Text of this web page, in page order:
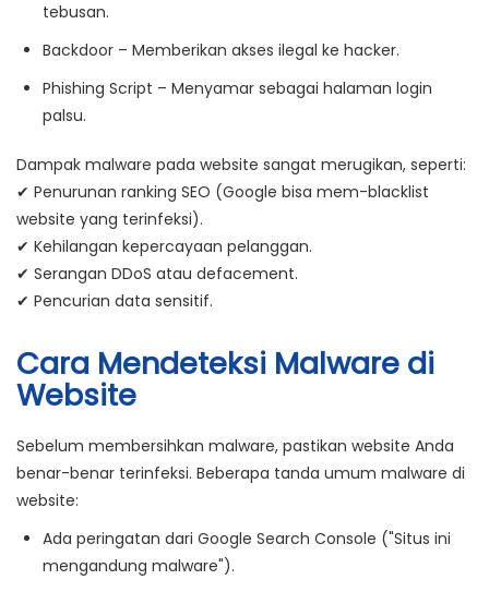
tebusan.
Backdoor – Memberikan akses ilegal ke hacker.
Phishing Script – Menyamar sebagai halaman login
palsu.
Dampak malware pada website sangat merugikan, seperti:
✔ Penurunan ranking SEO (Google bisa mem-blacklist
website yang terinfeksi).
✔ Kehilangan kepercayaan pelanggan.
✔ Serangan DDoS atau defacement.
✔ Pencurian data sensitif.
Cara Mendeteksi Malware di
Website
Sebelum membersihkan malware, pastikan website Anda
benar-benar terinfeksi. Beberapa tanda umum malware di
website:
Ada peringatan dari Google Search Console ("Situs ini
mengandung malware").